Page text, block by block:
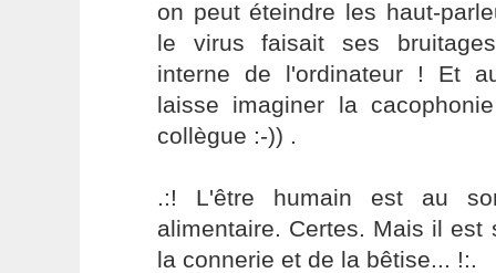
on peut éteindre les haut-
le virus faisait ses
interne de l'ordinateur ! Et
laisse imaginer la
collègue :-)) .
.:! L'être humain est au
alimentaire. Certes. Mais il est
la connerie et de la bêtise... !:.